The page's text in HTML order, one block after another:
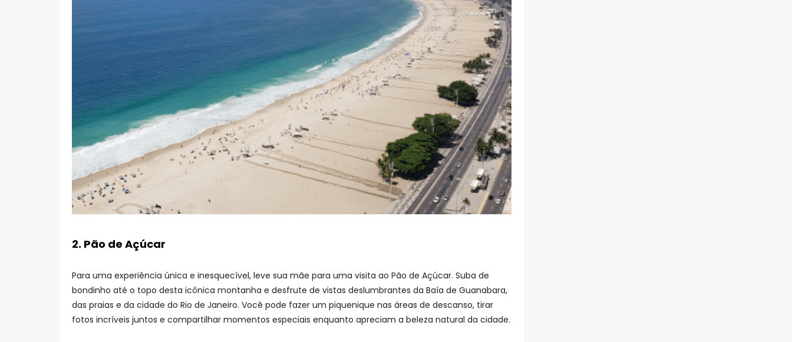
2. Pão de Açúcar
Para uma experiência única e inesquecível, leve sua mãe para uma visita ao Pão de Açúcar. Suba de
bondinho até o topo desta icônica montanha e desfrute de vistas deslumbrantes da Baía de Guanabara,
das praias e da cidade do Rio de Janeiro. Você pode fazer um piquenique nas áreas de descanso, tirar
fotos incríveis juntos e compartilhar momentos especiais enquanto apreciam a beleza natural da cidade.